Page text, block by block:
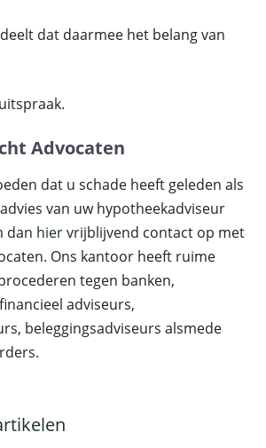
dat daarmee het belang van
Advocaten
dat u schade heeft geleden als
van uw hypotheekadviseur
dan hiervrijblijvend contact op met
Ons kantoor heeft ruime
tegen banken,
adviseurs,
beleggingsadviseurs alsmede